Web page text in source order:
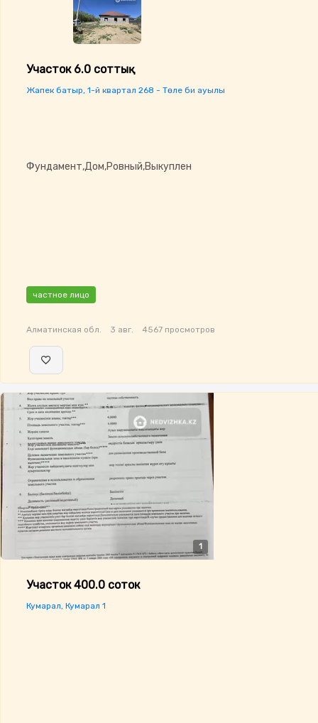
Участок 6.0 соттық
Жапек батыр, 1-й квартал 268 - Төле би ауылы
Фундамент,Дом,Ровный,Выкуплен
частное лицо
Алматинская обл. 3 авг. 4567 просмотров
1
Участок 400.0 соток
Кумарал, Кумарал 1